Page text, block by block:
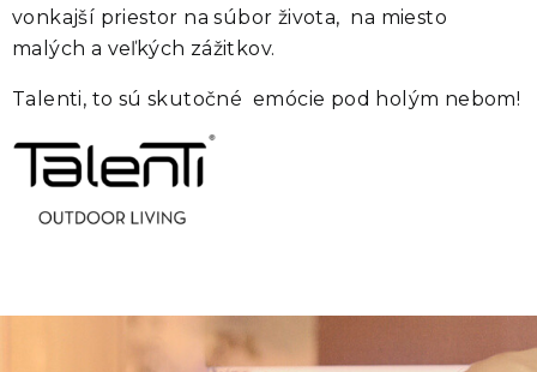
vonkajší priestor na súbor života, na miesto
malých a veľkých zážitkov.
Talenti, to sú skutočné emócie pod holým nebom!